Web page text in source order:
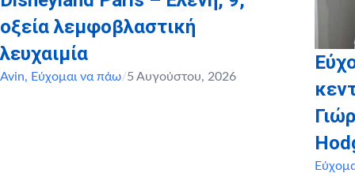
οξεία λεμφοβλαστική
λευχαιμία
Avin, Εύχομαι να πάω/5 Αυγούστου, 2026